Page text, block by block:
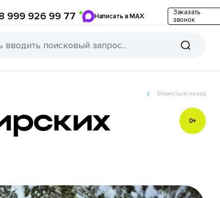
999 926 99 77 Написать в MAX
Заказать
звонок
Вернуться назад
0+